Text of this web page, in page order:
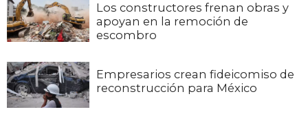
Los constructores frenan obras y
apoyan en la remoción de
escombro
Empresarios crean fideicomiso de
reconstrucción para México